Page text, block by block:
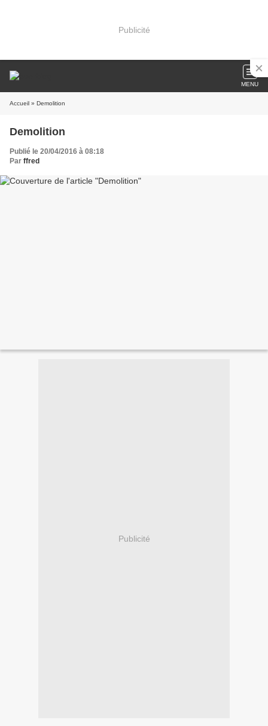
Publicité
MENU
Accueil » Demolition
Demolition
Publié le 20/04/2016 à 08:18
Par ffred
Publicité